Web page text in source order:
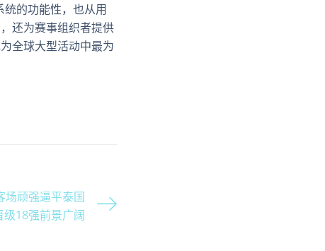
的功能性，也从用
还为赛事组织者提供
全球大型活动中最为
场顽强逼平泰国
级18强前景广阔